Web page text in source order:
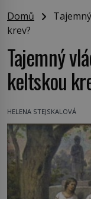
Domů
krev?
Tajemný
keltskou
HELENA STEJSKALOVÁ